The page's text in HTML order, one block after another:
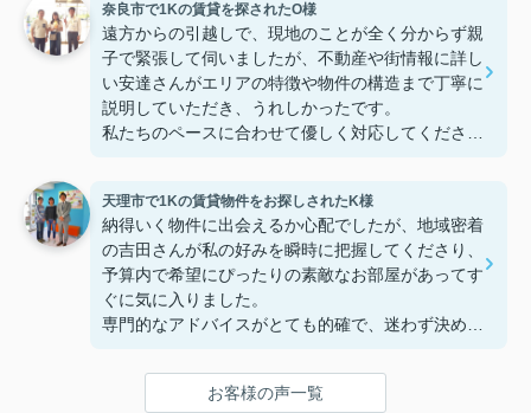
す。
奈良市で1Kの賃貸を探されたO様
遠方からの引越しで、現地のことが全く分からず親
子で緊張して伺いましたが、不動産や街情報に詳し
い安達さんがエリアの特徴や物件の構造まで丁寧に
説明していただき、うれしかったです。
私たちのペースに合わせて優しく対応してくださっ
り、感謝しています。安達さん、ありがとうござい
ました！
天理市で1Kの賃貸物件をお探しされたK様
納得いく物件に出会えるか心配でしたが、地域密着
の吉田さんが私の好みを瞬時に把握してくださり、
予算内で希望にぴったりの素敵なお部屋があってす
ぐに気に入りました。
専門的なアドバイスがとても的確で、迷わず決める
鍵の受け取りのときに、また元気(o・・o)/~お店に
お客様の声一覧